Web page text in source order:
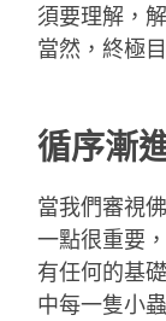
須要理解，
當然，終極
循序漸
當我們審視
一點很重要
有任何的基
中每一隻小